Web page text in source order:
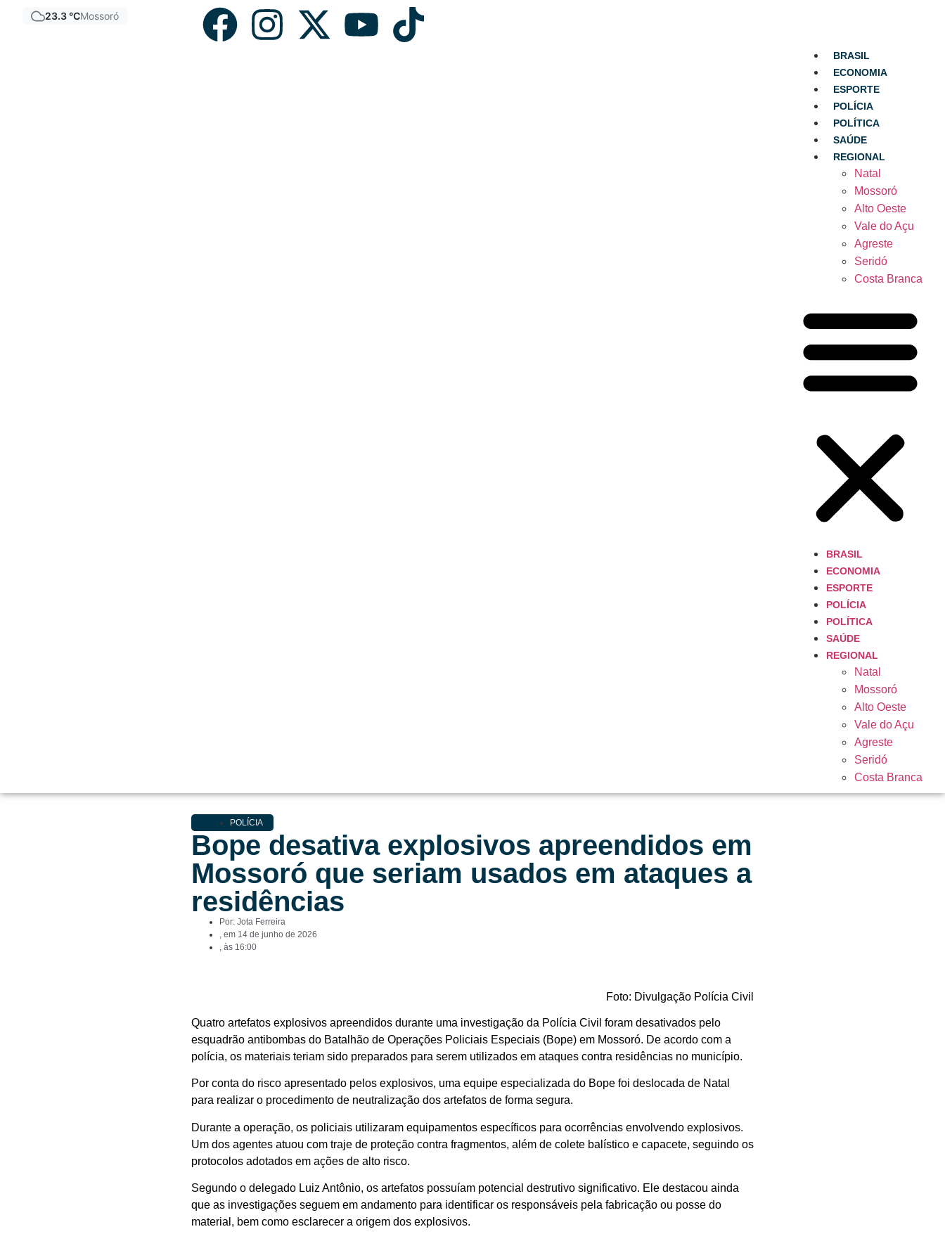
23.3 °CMossoró
BRASIL
ECONOMIA
ESPORTE
POLÍCIA
POLÍTICA
SAÚDE
REGIONAL
Natal
Mossoró
Alto Oeste
Vale do Açu
Agreste
Seridó
Costa Branca
BRASIL
ECONOMIA
ESPORTE
POLÍCIA
POLÍTICA
SAÚDE
REGIONAL
Natal
Mossoró
Alto Oeste
Vale do Açu
Agreste
Seridó
Costa Branca
POLÍCIA
Bope desativa explosivos apreendidos em
Mossoró que seriam usados em ataques a
residências
Por: Jota Ferreira
, em 14 de junho de 2026
, às 16:00
Foto: Divulgação Polícia Civil
Quatro artefatos explosivos apreendidos durante uma investigação da Polícia Civil foram desativados pelo
esquadrão antibombas do Batalhão de Operações Policiais Especiais (Bope) em Mossoró. De acordo com a
polícia, os materiais teriam sido preparados para serem utilizados em ataques contra residências no município.
Por conta do risco apresentado pelos explosivos, uma equipe especializada do Bope foi deslocada de Natal
para realizar o procedimento de neutralização dos artefatos de forma segura.
Durante a operação, os policiais utilizaram equipamentos específicos para ocorrências envolvendo explosivos.
Um dos agentes atuou com traje de proteção contra fragmentos, além de colete balístico e capacete, seguindo os
protocolos adotados em ações de alto risco.
Segundo o delegado Luiz Antônio, os artefatos possuíam potencial destrutivo significativo. Ele destacou ainda
que as investigações seguem em andamento para identificar os responsáveis pela fabricação ou posse do
material, bem como esclarecer a origem dos explosivos.